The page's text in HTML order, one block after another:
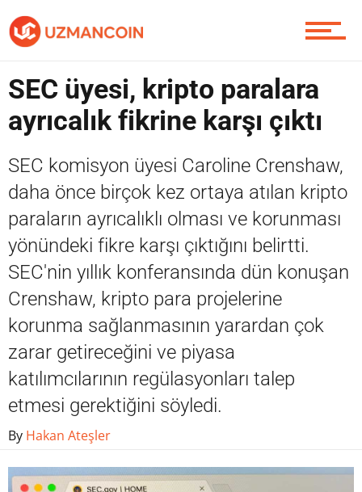
Piyasa
Soru Sor
Contact / İletişim
SEC üyesi, kripto paralara
ayrıcalık fikrine karşı çıktı
SEC komisyon üyesi Caroline Crenshaw,
daha önce birçok kez ortaya atılan kripto
paraların ayrıcalıklı olması ve korunması
yönündeki fikre karşı çıktığını belirtti.
SEC'nin yıllık konferansında dün konuşan
Crenshaw, kripto para projelerine
korunma sağlanmasının yarardan çok
zarar getireceğini ve piyasa
katılımcılarının regülasyonları talep
etmesi gerektiğini söyledi.
By Hakan Ateşler